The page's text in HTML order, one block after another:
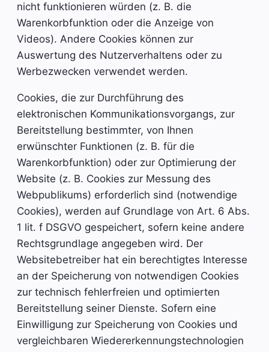
nicht funktionieren würden (z. B. die
Warenkorbfunktion oder die Anzeige von
Videos). Andere Cookies können zur
Auswertung des Nutzerverhaltens oder zu
Werbezwecken verwendet werden.
Cookies, die zur Durchführung des
elektronischen Kommunikationsvorgangs, zur
Bereitstellung bestimmter, von Ihnen
erwünschter Funktionen (z. B. für die
Warenkorbfunktion) oder zur Optimierung der
Website (z. B. Cookies zur Messung des
Webpublikums) erforderlich sind (notwendige
Cookies), werden auf Grundlage von Art. 6 Abs.
1 lit. f DSGVO gespeichert, sofern keine andere
Rechtsgrundlage angegeben wird. Der
Websitebetreiber hat ein berechtigtes Interesse
an der Speicherung von notwendigen Cookies
zur technisch fehlerfreien und optimierten
Bereitstellung seiner Dienste. Sofern eine
Einwilligung zur Speicherung von Cookies und
vergleichbaren Wiedererkennungstechnologien